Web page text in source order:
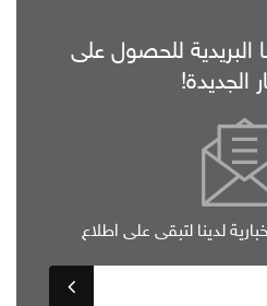
البريدية للحصول على
الجديدة!
لدينا لتبقى على اطلاع